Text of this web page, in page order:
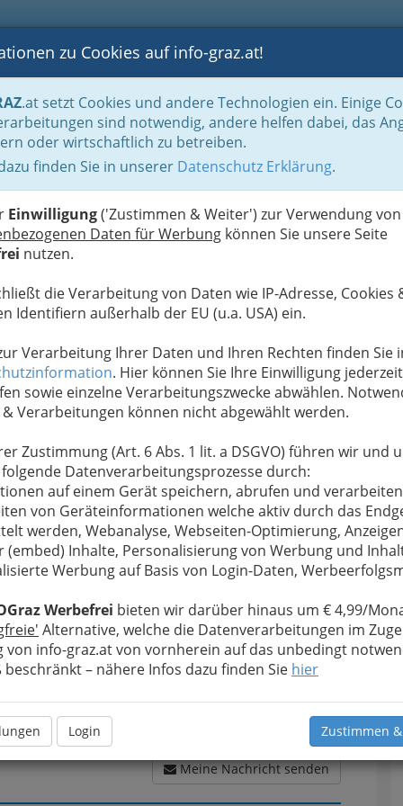
BLOGS FOTOS GASTRONOMIE BRANCHEN
zu Cookies auf info-graz.at!
.at setzt Cookies und andere Technologien ein. Einige
sind notwendig, andere helfen dabei, das
oder wirtschaftlich zu betreiben.
finden Sie in unserer Datenschutz Erklärung.
Einwilligung('Zustimmen & Weiter') zur Verwendung von
Daten für Werbung können Sie unsere Seite
nutzen.
die Verarbeitung von Daten wie IP-Adresse, Cookies
Identifiern außerhalb der EU (u.a. USA) ein.
Verarbeitung Ihrer Daten und Ihren Rechten finden Sie
. Hier können Sie Ihre Einwilligung jederzeit
sowie einzelne Verarbeitungszwecke abwählen.
& Verarbeitungen können nicht abgewählt werden.
Zustimmung (Art. 6 Abs. 1 lit. a DSGVO) führen wir und
Datenverarbeitungsprozesse durch:
auf einem Gerät speichern, abrufen und
von Geräteinformationen welche aktiv durch das
werden, Webanalyse, Webseiten-Optimierung,
(embed) Inhalte, Personalisierung von Werbung und
Werbung auf Basis von Login-Daten,
Werbefrei bieten wir darüber hinaus um € 4,99/
Alternative, welche die Datenverarbeitungen im
von info-graz.at von vornherein auf das unbedingt
beschränkt – nähere Infos dazu finden Sie hier
Login Zustimmen
und Holz Landesinnung der Tapezierer und Maler Steiermark
bewahren, verwenden wir an dieser Stelle zur
Ihre Nachricht wird nach dem Absenden
Wechtitsch - Autosattlerei weitergeleitet.
Meine Nachricht
Meine Nachricht senden